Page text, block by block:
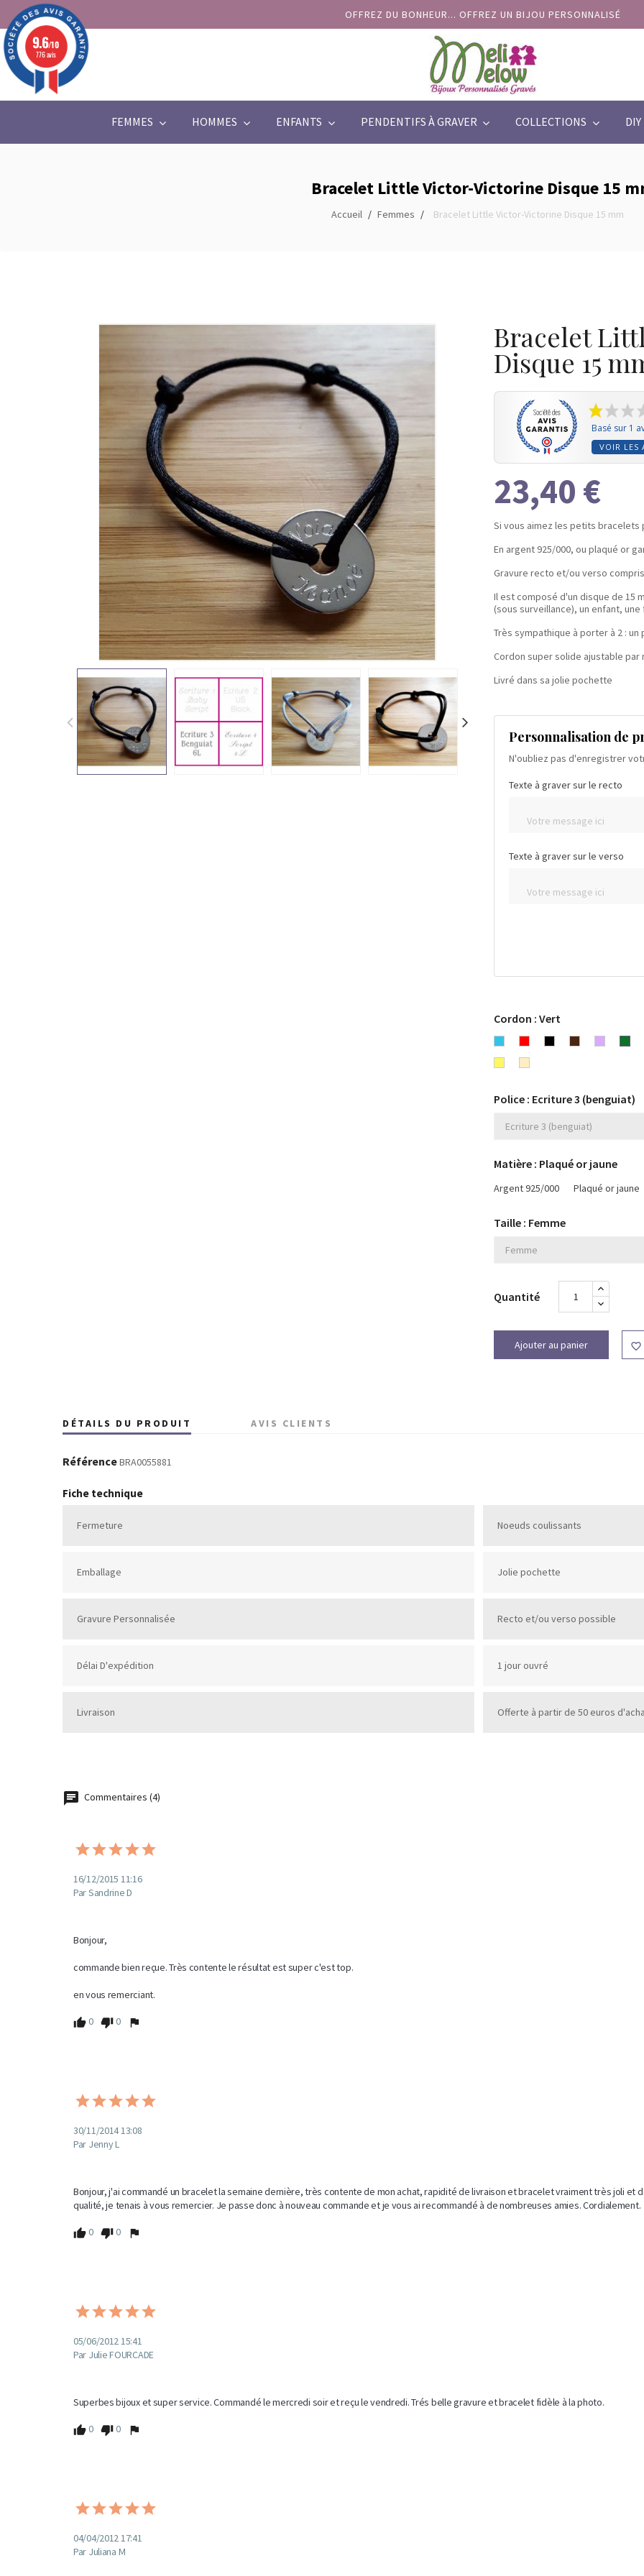
OFFREZ DU BONHEUR... OFFREZ UN BIJOU PERSONNALISÉ
FEMMES HOMMES ENFANTS PENDENTIFS À GRAVER COLLECTIONS DIY
Bracelet Little Victor-Victorine Disque 15
Accueil Femmes Bracelet Little Victor-Victorine Disque 15 mm
Bracelet
Disque 15
Basé sur 1
VOIR LES
23,40 €
Si vous aimez les petits bracelets
En argent 925/000, ou plaqué or
Gravure recto et/ou verso
Il est composé d'un disque de 15
(sous surveillance), un enfant, une
Très sympathique à porter à 2 :
Cordon super solide ajustable par
Livré dans sa jolie pochette
Personnalisation de
N'oubliez pas d'enregistrer
Texte à graver sur le recto
Texte à graver sur le verso
Cordon : Vert
Bleu
turquoise
RougeNoir ChocolatLavande
JauneBeige
Police : Ecriture 3 (benguiat)
Matière : Plaqué or jaune
Argent 925/000 Plaqué or jaune
Taille : Femme
Quantité
Ajouter au panier 
DÉTAILS DU PRODUIT AVIS CLIENTS
RéférenceBRA0055881
Fiche technique
Fermeture Noeuds coulissants
Emballage Jolie pochette
Gravure Personnalisée Recto et/ou verso possible
Délai D'expédition 1 jour ouvré
Livraison Offerte à partir de 50 euros
Commentaires (4)
16/12/2015 11:16
Par Sandrine D
Bonjour,
commande bien reçue. Très contente le résultat est super c'est top.
en vous remerciant.
0 0
30/11/2014 13:08
Par Jenny L
Bonjour, j'ai commandé un bracelet la semaine dernière, très contente de mon achat, rapidité de livraison et bracelet vraiment très joli et
qualité, je tenais à vous remercier. Je passe donc à nouveau commande et je vous ai recommandé à de nombreuses amies. Cordialement.
0 0
05/06/2012 15:41
Par Julie FOURCADE
Superbes bijoux et super service. Commandé le mercredi soir et reçu le vendredi. Trés belle gravure et bracelet fidèle à la photo.
0 0
04/04/2012 17:41
Par Juliana M
9.6/10
776 avis